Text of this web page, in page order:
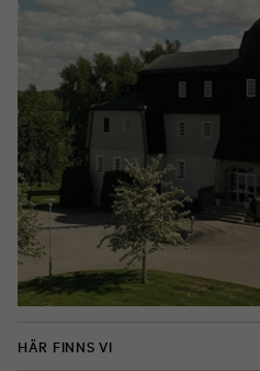
HÄR FINNS VI